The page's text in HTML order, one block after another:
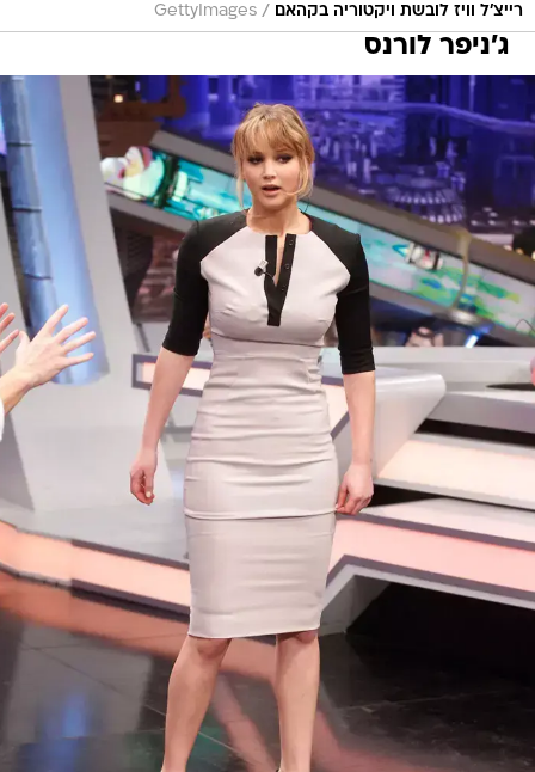
רייצ'ל וויז לובשת ויקטוריה בקהאם /
GettyImages
ג'ניפר לורנס